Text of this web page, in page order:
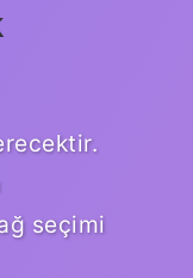
seçimi